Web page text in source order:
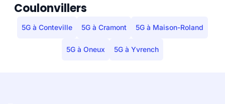
Coulonvillers
5G à Conteville 5G à Cramont 5G à Maison-Roland
5G à Oneux 5G à Yvrench